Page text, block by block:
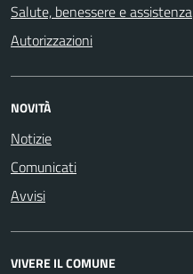
Salute, benessere e assistenza
Autorizzazioni
NOVITÀ
Notizie
Comunicati
Avvisi
VIVERE IL COMUNE